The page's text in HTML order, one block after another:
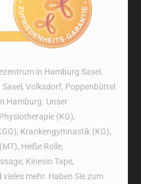
in Hamburg Sasel.
Volksdorf, Poppenbüttel
Hamburg. Unser
(KG),
Krankengymnastik (KG),
Heiße Rolle,
Kinesio Tape,
mehr. Haben Sie zum